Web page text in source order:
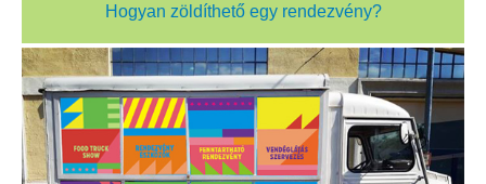
Hogyan zöldíthető egy rendezvény?